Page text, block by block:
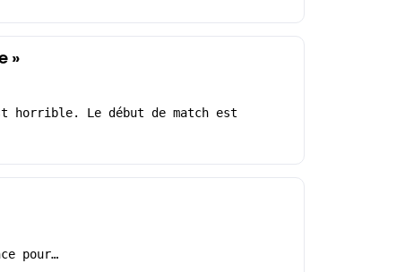
»
horrible. Le début de match est
pour…